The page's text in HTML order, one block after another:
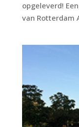
opgeleverd!
van Rotterdam